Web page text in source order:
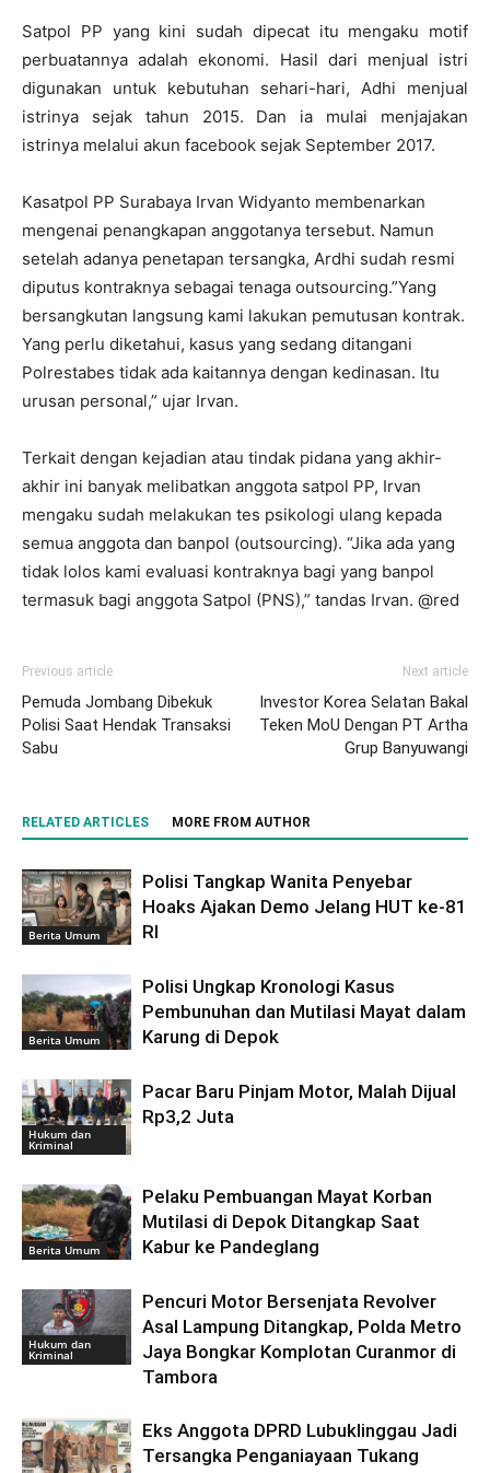
Satpol PP yang kini sudah dipecat itu mengaku motif
perbuatannya adalah ekonomi. Hasil dari menjual istri
digunakan untuk kebutuhan sehari-hari, Adhi menjual
istrinya sejak tahun 2015. Dan ia mulai menjajakan
istrinya melalui akun facebook sejak September 2017.
Kasatpol PP Surabaya Irvan Widyanto membenarkan
mengenai penangkapan anggotanya tersebut. Namun
setelah adanya penetapan tersangka, Ardhi sudah resmi
diputus kontraknya sebagai tenaga outsourcing.”Yang
bersangkutan langsung kami lakukan pemutusan kontrak.
Yang perlu diketahui, kasus yang sedang ditangani
Polrestabes tidak ada kaitannya dengan kedinasan. Itu
urusan personal,” ujar Irvan.
Terkait dengan kejadian atau tindak pidana yang akhir-
akhir ini banyak melibatkan anggota satpol PP, Irvan
mengaku sudah melakukan tes psikologi ulang kepada
semua anggota dan banpol (outsourcing). “Jika ada yang
tidak lolos kami evaluasi kontraknya bagi yang banpol
termasuk bagi anggota Satpol (PNS),” tandas Irvan. @red
Previous article
Pemuda Jombang Dibekuk
Polisi Saat Hendak Transaksi
Sabu
Next article
Investor Korea Selatan Bakal
Teken MoU Dengan PT Artha
Grup Banyuwangi
RELATED ARTICLES MORE FROM AUTHOR
Berita Umum
Polisi Tangkap Wanita Penyebar
Hoaks Ajakan Demo Jelang HUT ke-81
RI
Berita Umum
Polisi Ungkap Kronologi Kasus
Pembunuhan dan Mutilasi Mayat dalam
Karung di Depok
Hukum dan
Kriminal
Pacar Baru Pinjam Motor, Malah Dijual
Rp3,2 Juta
Berita Umum
Pelaku Pembuangan Mayat Korban
Mutilasi di Depok Ditangkap Saat
Kabur ke Pandeglang
Hukum dan
Kriminal
Pencuri Motor Bersenjata Revolver
Asal Lampung Ditangkap, Polda Metro
Jaya Bongkar Komplotan Curanmor di
Tambora
Eks Anggota DPRD Lubuklinggau Jadi
Tersangka Penganiayaan Tukang